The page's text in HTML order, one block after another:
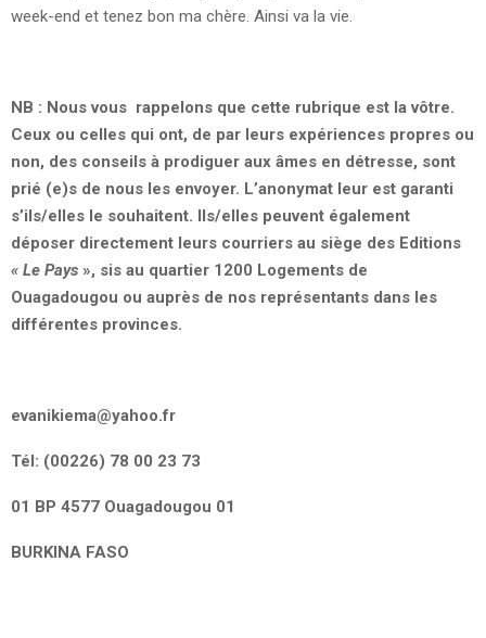
week-end et tenez bon ma chère. Ainsi va la vie.
NB : Nous vous rappelons que cette rubrique est la vôtre.
Ceux ou celles qui ont, de par leurs expériences propres ou
non, des conseils à prodiguer aux âmes en détresse, sont
prié (e)s de nous les envoyer. L’anonymat leur est garanti
s’ils/elles le souhaitent. Ils/elles peuvent également
déposer directement leurs courriers au siège des Editions
« Le Pays », sis au quartier 1200 Logements de
Ouagadougou ou auprès de nos représentants dans les
différentes provinces.
evanikiema@yahoo.fr
Tél: (00226) 78 00 23 73
01 BP 4577 Ouagadougou 01
BURKINA FASO